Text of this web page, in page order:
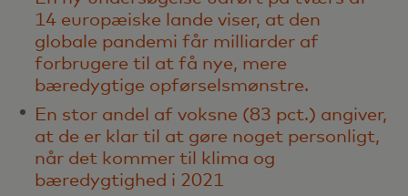
14 europæiske lande viser, at den
globale pandemi får milliarder af
forbrugere til at få nye, mere
bæredygtige opførselsmønstre.
En stor andel af voksne (83 pct.) angiver,
at de er klar til at gøre noget personligt,
når det kommer til klima og
bæredygtighed i 2021